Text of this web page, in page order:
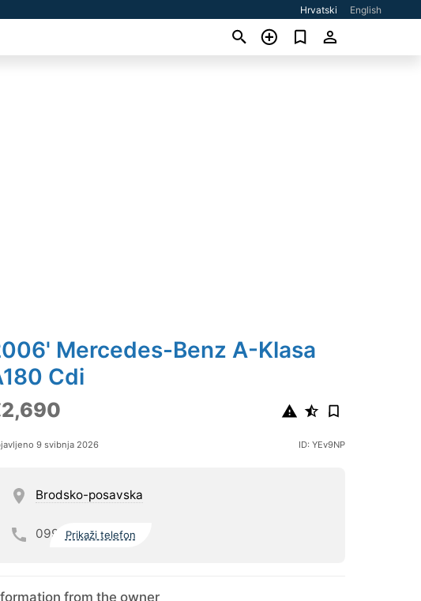
Hrvatski English
Mercedes-Benz A-Klasa
Cdi
9 svibnja 2026 ID: YEv9NP
Brodsko-posavska
099 Prikaži telefon
from the owner